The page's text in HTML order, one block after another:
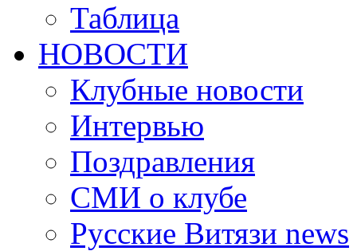
Таблица
НОВОСТИ
Клубные новости
Интервью
Поздравления
СМИ о клубе
Русские Витязи news